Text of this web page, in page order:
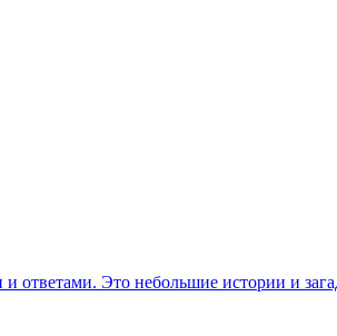
ответами. Это небольшие истории и